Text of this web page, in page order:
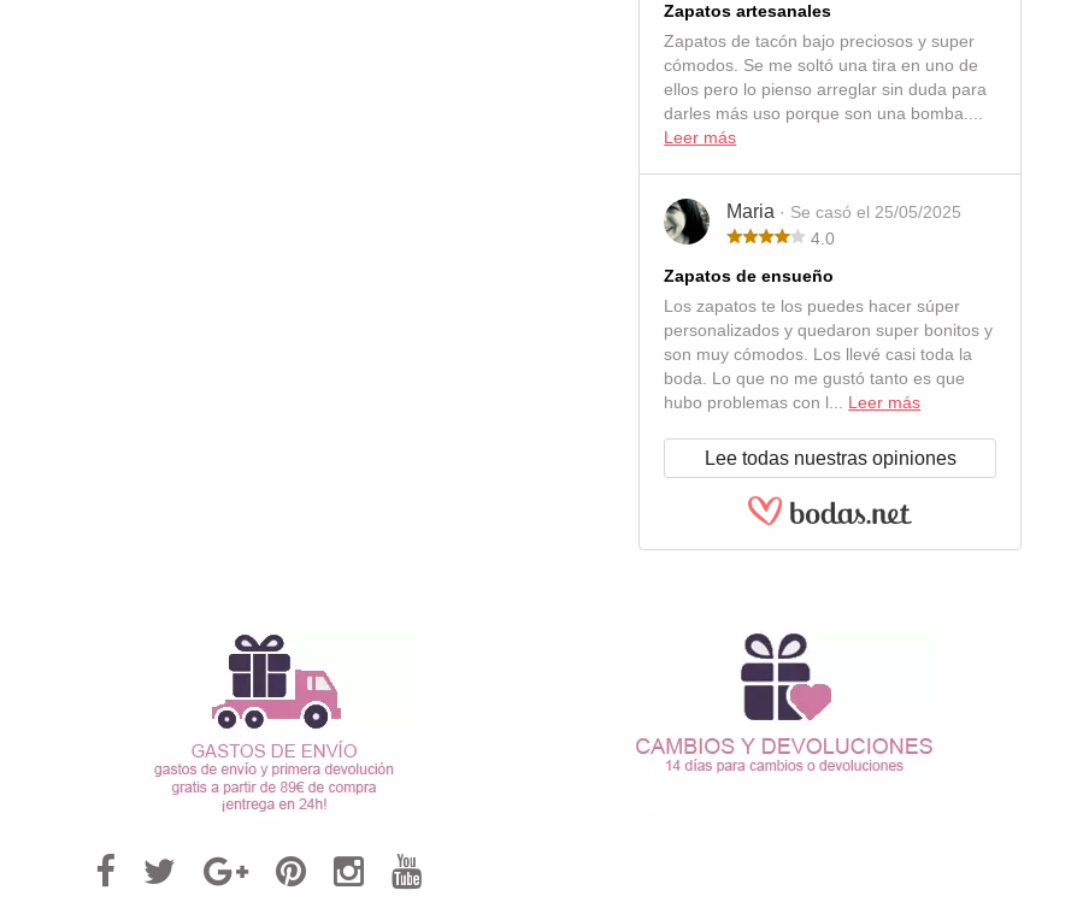
Zapatos artesanales
Zapatos de tacón bajo preciosos y super
cómodos. Se me soltó una tira en uno de
ellos pero lo pienso arreglar sin duda para
darles más uso porque son una bomba....
Leer más
Maria · Se casó el 25/05/2025
4.0
Zapatos de ensueño
Los zapatos te los puedes hacer súper
personalizados y quedaron super bonitos y
son muy cómodos. Los llevé casi toda la
boda. Lo que no me gustó tanto es que
hubo problemas con l... Leer más
Lee todas nuestras opiniones